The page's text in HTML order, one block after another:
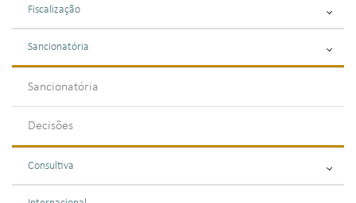
Fiscalização
Sancionatória
Sancionatória
Decisões
Consultiva